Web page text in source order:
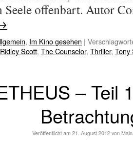
Seele offenbart. Autor
, Im Kino gesehen |
Ridley Scott, The Counselor, Thriller, Tony
– Teil
Veröffentlicht am 21. August 2012 von